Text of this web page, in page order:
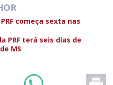
começa sexta nas
PRF terá seis dias de
MS